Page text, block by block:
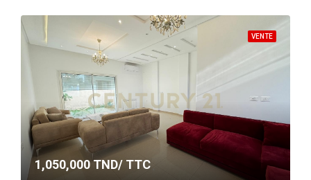
VENTE
1,050,000TND/ TTC